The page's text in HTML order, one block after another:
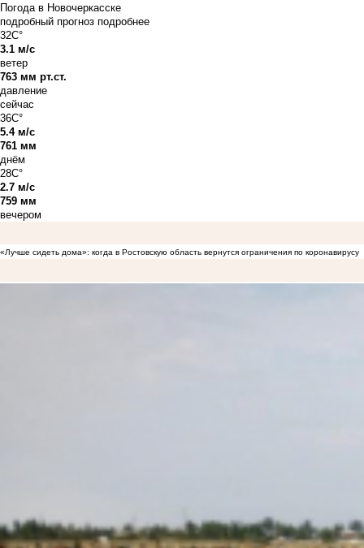
Погода в Новочеркасске
подробный прогноз подробнее
32C°
3.1 м/с
ветер
763 мм рт.ст.
давление
сейчас
36C°
5.4 м/с
761 мм
днём
28C°
2.7 м/с
759 мм
вечером
«Лучше сидеть дома»: когда в Ростовскую область вернутся ограничения по коронавирусу